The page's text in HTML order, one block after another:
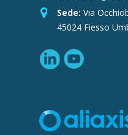
Sede: Via
45024 Fiesso